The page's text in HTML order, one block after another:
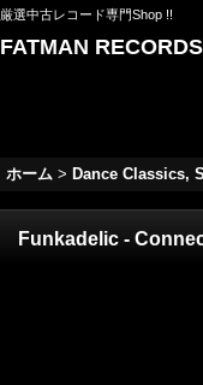
厳選中古レコード専門Shop !!
FATMAN RECORDS
ホーム > Dance Classics,
Funkadelic -